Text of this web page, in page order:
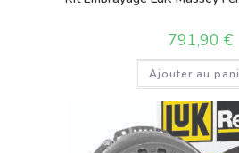
791,90 €
Ajouter au